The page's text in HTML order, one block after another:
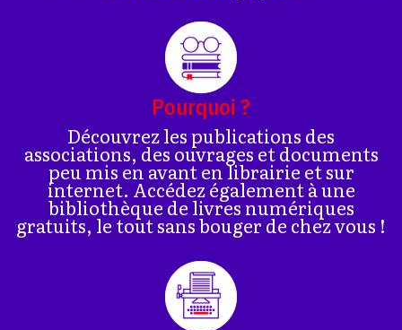
Pourquoi ?
Découvrez les publications des
associations, des ouvrages et documents
peu mis en avant en librairie et sur
internet. Accédez également à une
bibliothèque de livres numériques
gratuits, le tout sans bouger de chez vous !